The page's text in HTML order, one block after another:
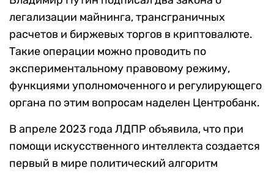
легализации майнинга, трансграничных
расчетов и биржевых торгов в криптовалюте.
Такие операции можно проводить по
экспериментальному правовому режиму,
функциями уполномоченного и регулирующего
органа по этим вопросам наделен Центробанк.
В апреле 2023 года ЛДПР объявила, что при
помощи искусственного интеллекта создается
первый в мире политический алгоритм